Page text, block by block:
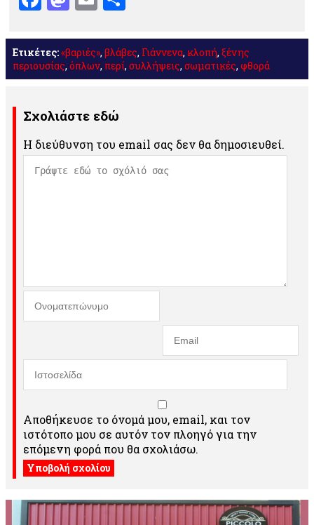
Ετικέτες:«βαριές», βλάβες, Γιάννενα, κλοπή, ξένης
περιουσίας, όπλων, περί, συλλήψεις, σωματικές, φθορά
Σχολιάστε εδώ
Η διεύθυνση του email σας δεν θα δημοσιευθεί.
Αποθήκευσε το όνομά μου, email, και τον
ιστότοπο μου σε αυτόν τον πλοηγό για την
επόμενη φορά που θα σχολιάσω.